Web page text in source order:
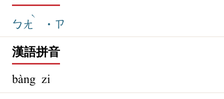
ㄅㄤ
ˋ
˙ㄗ
漢語拼音
bàng zi